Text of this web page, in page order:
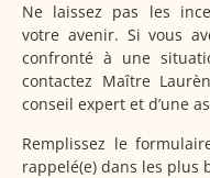
Ne laissez pas les
votre avenir. Si vous
confronté à une
contactez Maître
conseil expert et d’une
Remplissez le
rappelé(e) dans les plus